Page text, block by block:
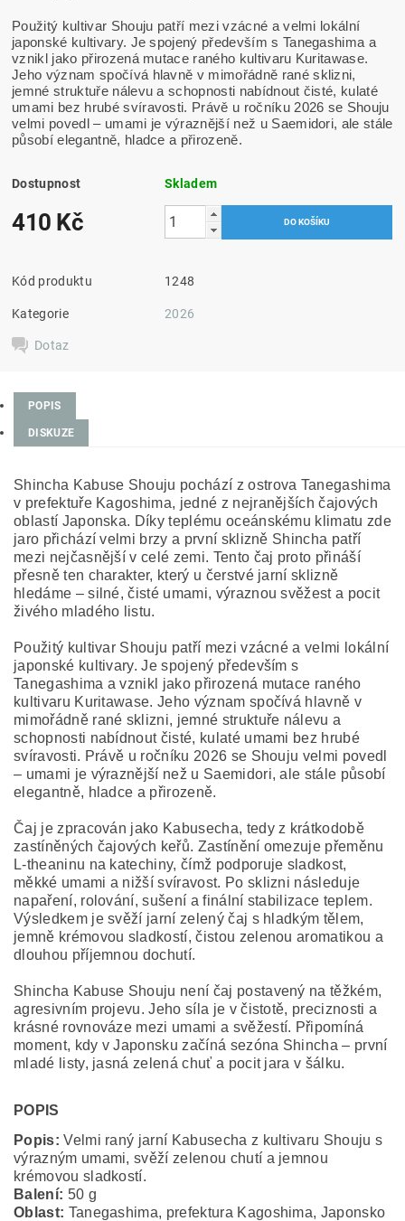
Použitý kultivar Shouju patří mezi vzácné a velmi lokální
japonské kultivary. Je spojený především s Tanegashima a
vznikl jako přirozená mutace raného kultivaru Kuritawase.
Jeho význam spočívá hlavně v mimořádně rané sklizni,
jemné struktuře nálevu a schopnosti nabídnout čisté, kulaté
umami bez hrubé svíravosti. Právě u ročníku 2026 se Shouju
velmi povedl – umami je výraznější než u Saemidori, ale stále
působí elegantně, hladce a přirozeně.
Dostupnost Skladem
410 Kč
Kód produktu 1248
Kategorie 2026
Dotaz
POPIS
DISKUZE
Shincha Kabuse Shouju pochází z ostrova Tanegashima
v prefektuře Kagoshima, jedné z nejranějších čajových
oblastí Japonska. Díky teplému oceánskému klimatu zde
jaro přichází velmi brzy a první sklizně Shincha patří
mezi nejčasnější v celé zemi. Tento čaj proto přináší
přesně ten charakter, který u čerstvé jarní sklizně
hledáme – silné, čisté umami, výraznou svěžest a pocit
živého mladého listu.
Použitý kultivar Shouju patří mezi vzácné a velmi lokální
japonské kultivary. Je spojený především s
Tanegashima a vznikl jako přirozená mutace raného
kultivaru Kuritawase. Jeho význam spočívá hlavně v
mimořádně rané sklizni, jemné struktuře nálevu a
schopnosti nabídnout čisté, kulaté umami bez hrubé
svíravosti. Právě u ročníku 2026 se Shouju velmi povedl
– umami je výraznější než u Saemidori, ale stále působí
elegantně, hladce a přirozeně.
Čaj je zpracován jako Kabusecha, tedy z krátkodobě
zastíněných čajových keřů. Zastínění omezuje přeměnu
L-theaninu na katechiny, čímž podporuje sladkost,
měkké umami a nižší svíravost. Po sklizni následuje
napaření, rolování, sušení a finální stabilizace teplem.
Výsledkem je svěží jarní zelený čaj s hladkým tělem,
jemně krémovou sladkostí, čistou zelenou aromatikou a
dlouhou příjemnou dochutí.
Shincha Kabuse Shouju není čaj postavený na těžkém,
agresivním projevu. Jeho síla je v čistotě, preciznosti a
krásné rovnováze mezi umami a svěžestí. Připomíná
moment, kdy v Japonsku začíná sezóna Shincha – první
mladé listy, jasná zelená chuť a pocit jara v šálku.
POPIS
Popis: Velmi raný jarní Kabusecha z kultivaru Shouju s
výrazným umami, svěží zelenou chutí a jemnou
krémovou sladkostí.
Balení: 50 g
Oblast: Tanegashima, prefektura Kagoshima, Japonsko